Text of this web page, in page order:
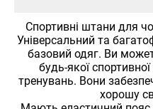
Спортивні штани для
Універсальний та
базовий одяг. Ви
будь-якої
тренувань. Вони
хорошу